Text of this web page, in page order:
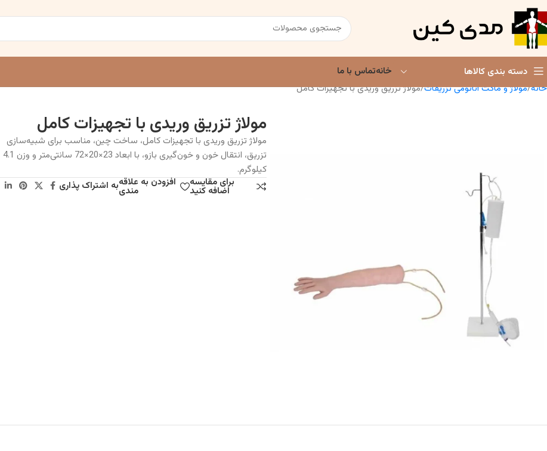
دسته بندی کالاها خانهتماس با ما
خانه مولاژ و ماکت آناتومی تزریقات مولاژ تزریق وریدی با تجهیزات کامل
مولاژ تزریق وریدی با تجهیزات کامل
مولاژ تزریق وریدی با تجهیزات کامل، ساخت چین، مناسب برای شبیه‌سازی
تزریق، انتقال خون و خون‌گیری بازو، با ابعاد 23×20×72 سانتی‌متر و وزن 4.1
کیلوگرم.
برای مقایسه
اضافه کنید
افزودن به علاقه
مندیبه اشتراک پذاری